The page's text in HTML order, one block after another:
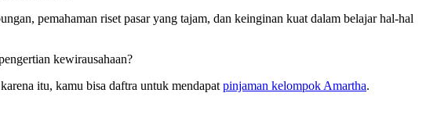
pemahaman riset pasar yang tajam, dan keinginan kuat dalam belajar hal-hal
kewirausahaan?
itu, kamu bisa daftra untuk mendapat pinjaman kelompok Amartha.